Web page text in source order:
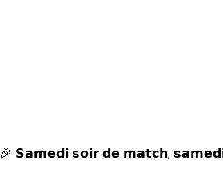
🎉 𝗦𝗮𝗺𝗲𝗱𝗶 𝘀𝗼𝗶𝗿 𝗱𝗲 𝗺𝗮𝘁𝗰𝗵, 𝘀𝗮𝗺𝗲𝗱𝗶